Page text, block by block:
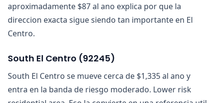
aproximadamente $87 al ano explica por que la
direccion exacta sigue siendo tan importante en El
Centro.
South El Centro (92245)
South El Centro se mueve cerca de $1,335 al ano y
entra en la banda de riesgo moderado. Lower risk